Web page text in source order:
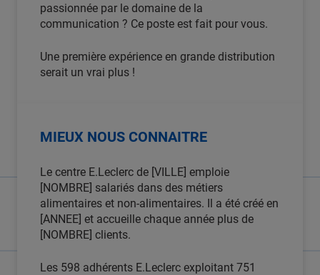
passionnée par le domaine de la
communication ? Ce poste est fait pour vous.
Une première expérience en grande distribution
serait un vrai plus !
MIEUX NOUS CONNAITRE
Le centre E.Leclerc de [VILLE] emploie
[NOMBRE] salariés dans des métiers
alimentaires et non-alimentaires. Il a été créé en
[ANNEE] et accueille chaque année plus de
[NOMBRE] clients.
Les 598 adhérents E.Leclerc exploitant 751